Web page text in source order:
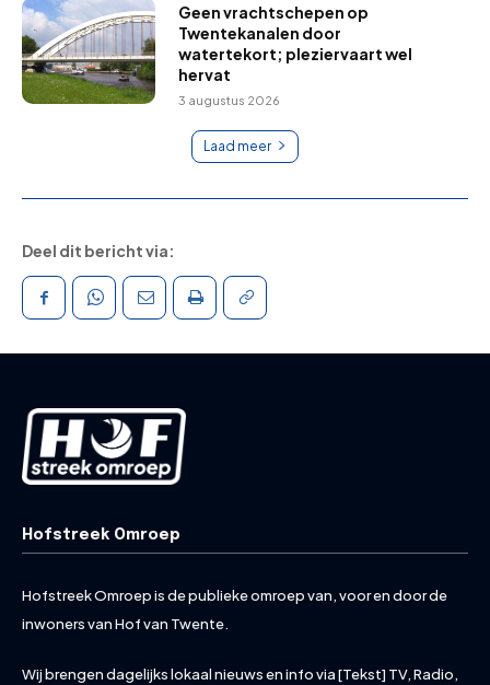
Geen vrachtschepen op
Twentekanalen door
watertekort; pleziervaart wel
hervat
3 augustus 2026
Laad meer
Deel dit bericht via:
Hofstreek Omroep
Hofstreek Omroep is de publieke omroep van, voor en door de
inwoners van Hof van Twente.
Wij brengen dagelijks lokaal nieuws en info via [Tekst] TV, Radio,